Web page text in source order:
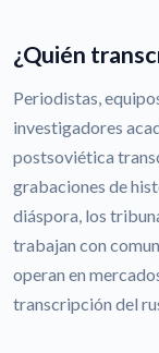
¿Quién
Periodistas,
investigadores
postsoviética
grabaciones de
diáspora, los
trabajan con
operan en
transcripción del